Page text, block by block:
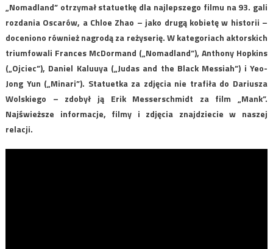
„Nomadland” otrzymał statuetkę dla najlepszego filmu na 93. gali
rozdania Oscarów, a Chloe Zhao – jako drugą kobietę w historii –
doceniono również nagrodą za reżyserię. W kategoriach aktorskich
triumfowali Frances McDormand („Nomadland”), Anthony Hopkins
(„Ojciec”), Daniel Kaluuya („Judas and the Black Messiah”) i Yeo-
Jong Yun („Minari”). Statuetka za zdjęcia nie trafiła do Dariusza
Wolskiego – zdobył ją Erik Messerschmidt za film „Mank”.
Najświeższe informacje, filmy i zdjęcia znajdziecie w naszej
relacji.